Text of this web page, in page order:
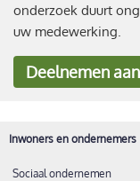
onderzoek duurt
uw medewerking.
Deelnemen
Inwoners en ondernemers
Sociaal ondernemen